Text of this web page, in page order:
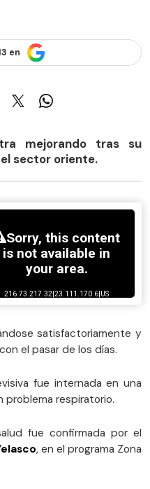
en
mejorando tras su
sector oriente.
satisfactoriamente y
el pasar de los días.
fue internada en una
respiratorio.
fue confirmada por el
, en el programa Zona